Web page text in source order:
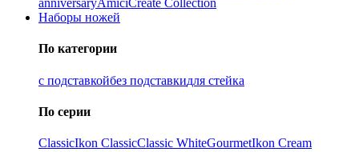
anniversaryAmiciCreate Collection
Наборы ножей
По категории
с подставкойбез подставкидля стейка
По серии
ClassicIkon ClassiсClassic WhiteGourmetIkon Cream